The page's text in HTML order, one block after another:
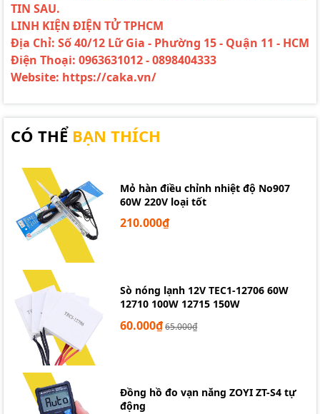
TIN SAU.
LINH KIỆN ĐIỆN TỬ TPHCM
Địa Chỉ: Số 40/12 Lữ Gia - Phường 15 - Quận 11 - HCM
Điện Thoại: 0963631012 - 0898404333
Website: https://caka.vn/
CÓ THỂ BẠN THÍCH
Mỏ hàn điều chỉnh nhiệt độ No907
60W 220V loại tốt
210.000₫
Sò nóng lạnh 12V TEC1-12706 60W
12710 100W 12715 150W
60.000₫65.000₫
Đồng hồ đo vạn năng ZOYI ZT-S4 tự
động